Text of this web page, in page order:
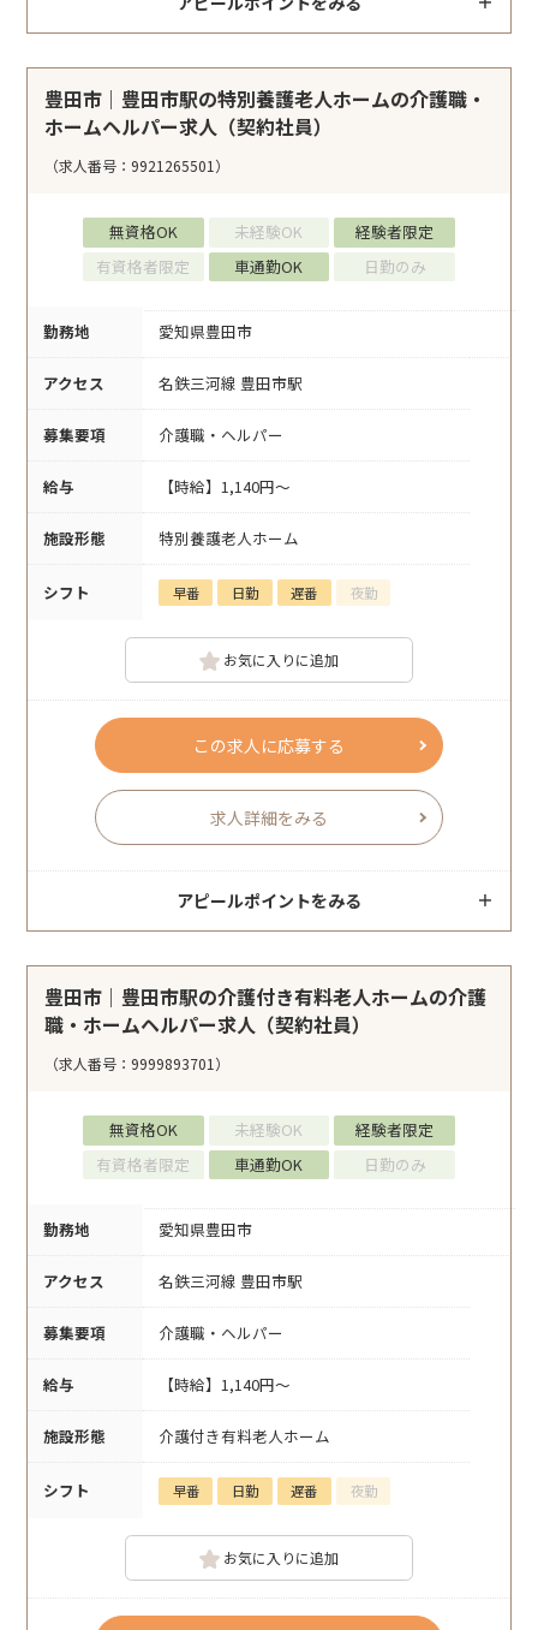
豊田市｜豊田市駅の特別養護老人ホームの介護職・
ホームヘルパー求人（契約社員）
（求人番号：9921265501）
無資格OK 未経験OK
経験者限定
有資格者限定
車通勤OK 日勤のみ
勤務地 愛知県豊田市
アクセス 名鉄三河線 豊田市駅
募集要項 介護職・ヘルパー
給与 【時給】1,140円～
施設形態 特別養護老人ホーム
シフト 早番 日勤 遅番 夜勤
お気に入りに追加
この求人に応募する
求人詳細をみる
アピールポイントをみる
豊田市｜豊田市駅の介護付き有料老人ホームの介護
職・ホームヘルパー求人（契約社員）
（求人番号：9999893701）
無資格OK 未経験OK
経験者限定
有資格者限定
車通勤OK 日勤のみ
勤務地 愛知県豊田市
アクセス 名鉄三河線 豊田市駅
募集要項 介護職・ヘルパー
給与 【時給】1,140円～
施設形態 介護付き有料老人ホーム
シフト 早番 日勤 遅番 夜勤
お気に入りに追加